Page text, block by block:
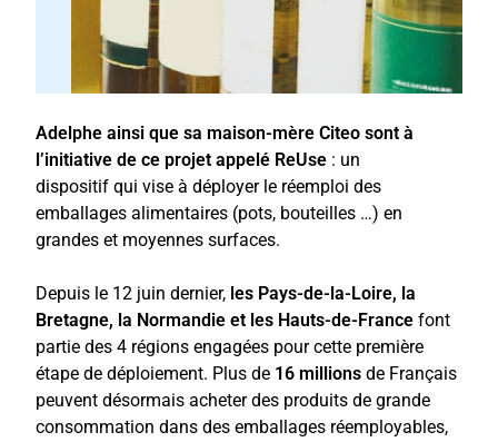
Adelphe ainsi que sa maison-mère Citeo sont à
l’initiative de ce projet appelé ReUse : un
dispositif qui vise à déployer le réemploi des
emballages alimentaires (pots, bouteilles …) en
grandes et moyennes surfaces.
Depuis le 12 juin dernier, les Pays-de-la-Loire, la
Bretagne, la Normandie et les Hauts-de-France font
partie des 4 régions engagées pour cette première
étape de déploiement. Plus de 16 millions de Français
peuvent désormais acheter des produits de grande
consommation dans des emballages réemployables,